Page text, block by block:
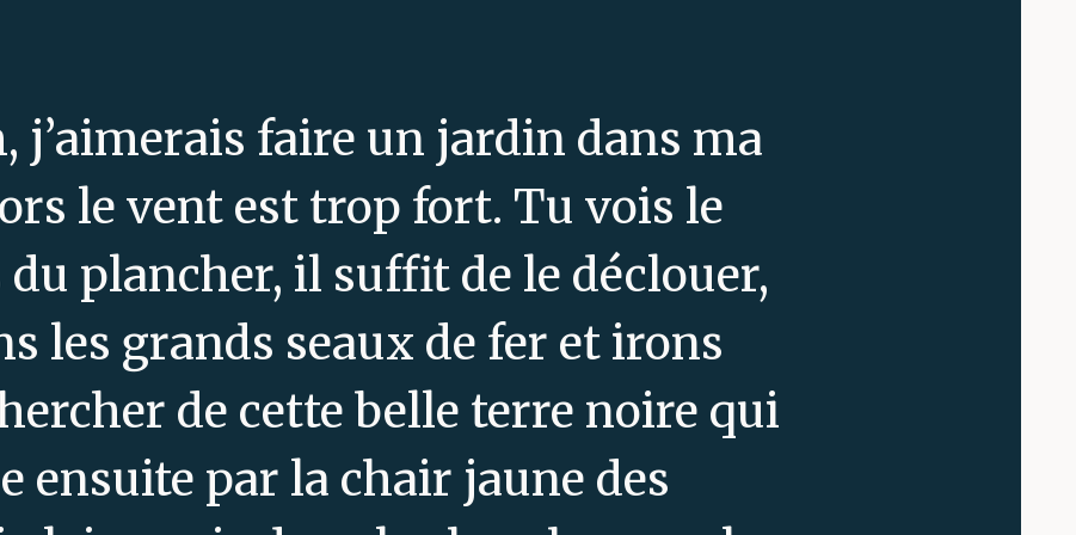
j’aimerais faire un jardin dans ma
le vent est trop fort. Tu vois le
plancher, il suffit de le déclouer,
les grands seaux de fer et irons
de cette belle terre noire qui
ensuite par la chair jaune des